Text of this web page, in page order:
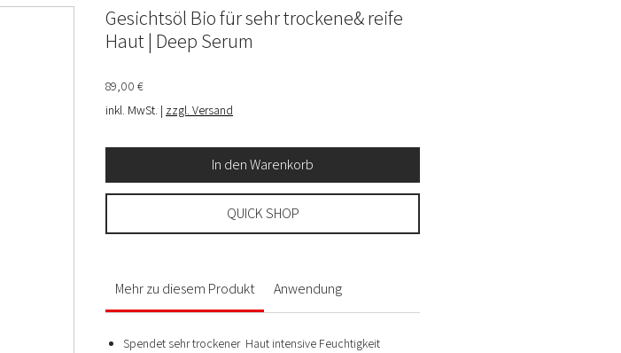
Gesichtsöl Bio für sehr trockene& reife
Haut | Deep Serum
89,00 €Preis
inkl. MwSt. | zzgl. Versand
In den Warenkorb
QUICK SHOP
Mehr zu diesem Produkt Anwendung
Spendet sehr trockener Haut intensive Feuchtigkeit